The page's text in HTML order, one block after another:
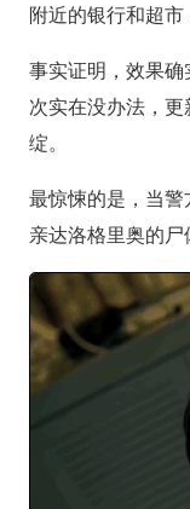
附近的银行和超市
事实证明，效果
次实在没办法，
绽。
最惊悚的是，当
亲达洛格里奥的尸